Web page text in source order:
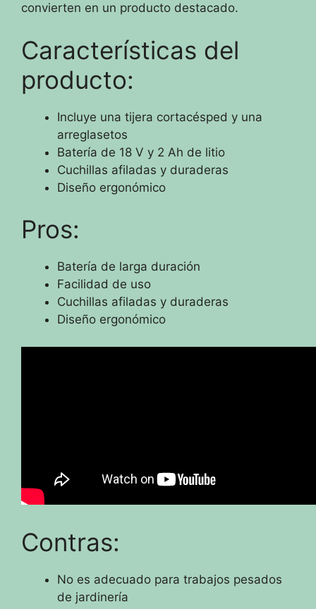
convierten en un producto destacado.
Características del
producto:
Incluye una tijera cortacésped y una
arreglasetos
Batería de 18 V y 2 Ah de litio
Cuchillas afiladas y duraderas
Diseño ergonómico
Pros:
Batería de larga duración
Facilidad de uso
Cuchillas afiladas y duraderas
Diseño ergonómico
Contras:
No es adecuado para trabajos pesados
de jardinería